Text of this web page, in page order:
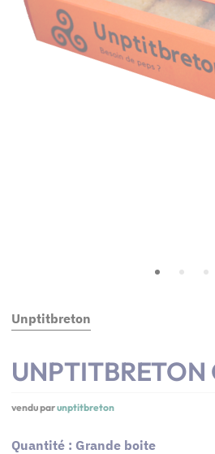
Unptitbreton
UNPTITBRETON
vendu parunptitbreton
Quantité : Grande boite